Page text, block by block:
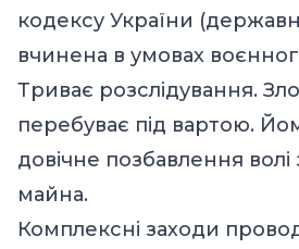
кодексу України
вчинена в умовах
Триває розслідування.
перебуває під вартою.
довічне позбавлення волі
майна.
Комплексні заходи